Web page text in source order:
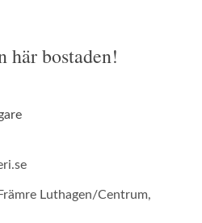
här bostaden!
Luthagen/Centrum,